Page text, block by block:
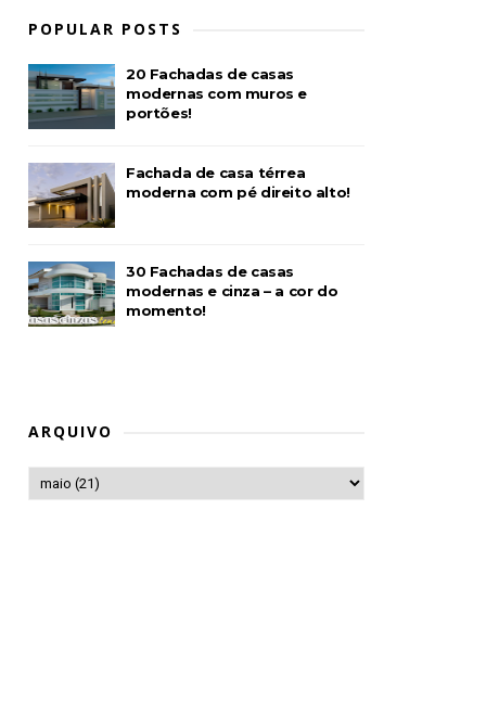
POPULAR POSTS
20 Fachadas de casas
modernas com muros e
portões!
Fachada de casa térrea
moderna com pé direito alto!
30 Fachadas de casas
modernas e cinza – a cor do
momento!
ARQUIVO